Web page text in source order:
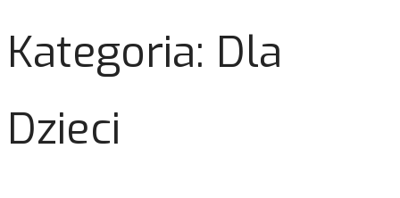
Kategoria: Dla
Dzieci